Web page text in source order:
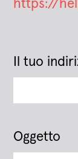
https://
Il tuo
Oggetto